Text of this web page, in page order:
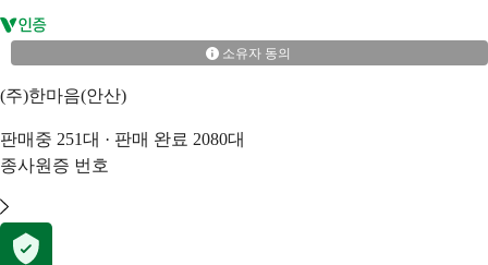
소유자 동의
(주)한마음(안산)
판매중 251대 · 판매 완료 2080대
종사원증 번호